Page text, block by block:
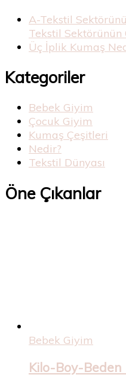
A-Tekstil
Tekstil Sektörünün
Üç İplik Kumaş
Kategoriler
Bebek Giyim
Çocuk Giyim
Kumaş Çeşitleri
Nedir?
Tekstil Dünyası
Öne Çıkanlar
Bebek Giyim
Kilo-Boy-Beden